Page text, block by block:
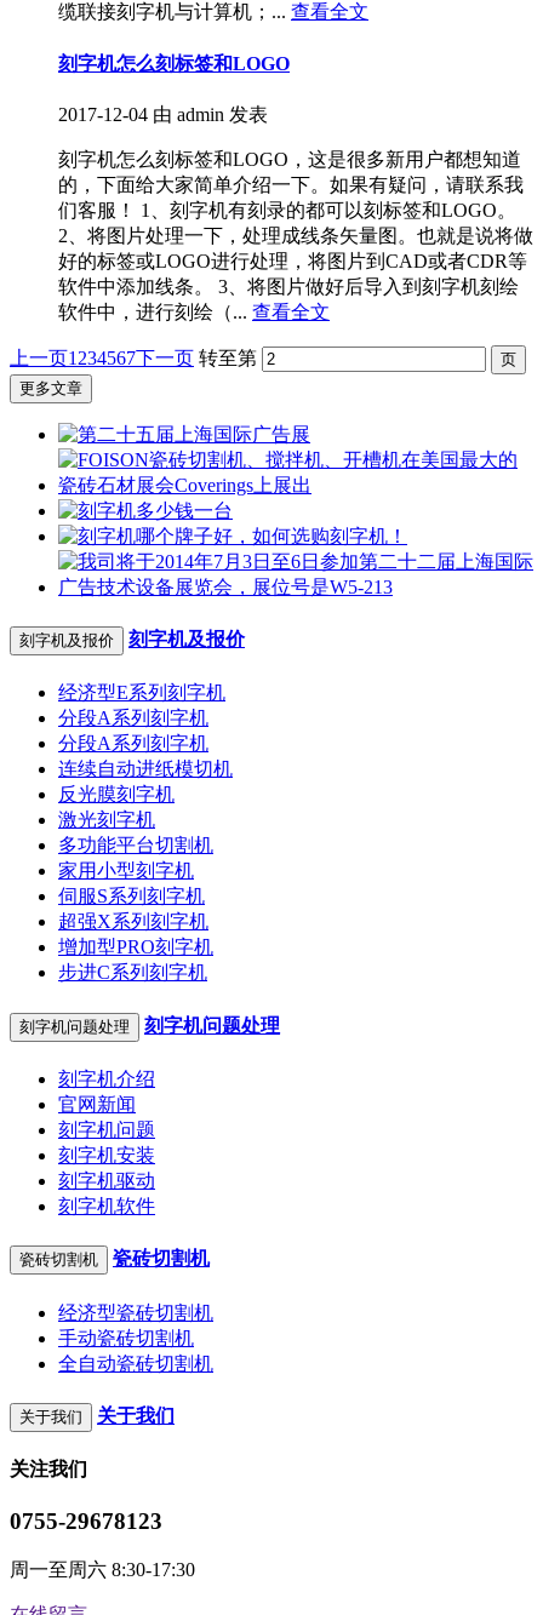
缆联接刻字机与计算机；... 查看全文
刻字机怎么刻标签和LOGO
2017-12-04 由 admin 发表
刻字机怎么刻标签和LOGO，这是很多新用户都想知道
的，下面给大家简单介绍一下。如果有疑问，请联系我
们客服！ 1、刻字机有刻录的都可以刻标签和LOGO。
2、将图片处理一下，处理成线条矢量图。也就是说将做
好的标签或LOGO进行处理，将图片到CAD或者CDR等
软件中添加线条。 3、将图片做好后导入到刻字机刻绘
软件中，进行刻绘（... 查看全文
上一页1 234567下一页 转至第
更多文章
刻字机及报价 刻字机及报价
经济型E系列刻字机
分段A系列刻字机
分段A系列刻字机
连续自动进纸模切机
反光膜刻字机
激光刻字机
多功能平台切割机
家用小型刻字机
伺服S系列刻字机
超强X系列刻字机
增加型PRO刻字机
步进C系列刻字机
刻字机问题处理 刻字机问题处理
刻字机介绍
官网新闻
刻字机问题
刻字机安装
刻字机驱动
刻字机软件
瓷砖切割机 瓷砖切割机
经济型瓷砖切割机
手动瓷砖切割机
全自动瓷砖切割机
关于我们 关于我们
关注我们
0755-29678123
周一至周六 8:30-17:30